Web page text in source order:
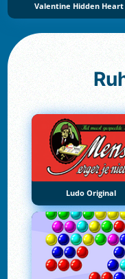
Valentine Hidden Heart
Ludo Original